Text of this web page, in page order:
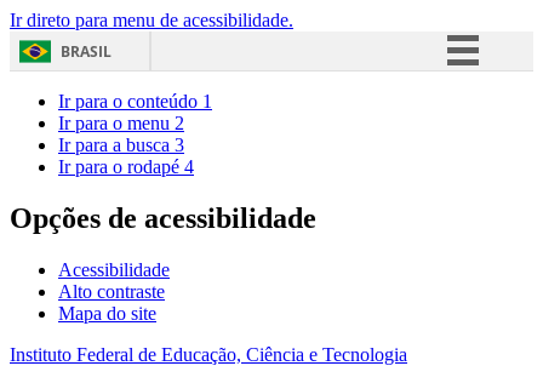
Ir direto para menu de acessibilidade.
BRASIL
Acesso à informação
Ir para o conteúdo 1
Ir para o menu 2
Ir para a busca 3
Ir para o rodapé 4
Opções de acessibilidade
Acessibilidade
Alto contraste
Mapa do site
Instituto Federal de Educação, Ciência e Tecnologia